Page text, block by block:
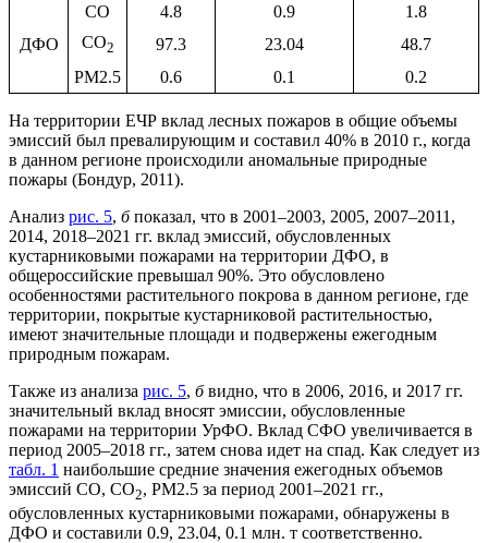
ДФО
CO 4.8 0.9
1.8
CO2 97.3 23.04
48.7
PM2.5
0.6 0.1 0.2
На территории ЕЧР вклад лесных пожаров в общие объемы
эмиссий был превалирующим и составил 40% в 2010 г., когда
в данном регионе происходили аномальные природные
пожары (Бондур, 2011).
Анализ рис. 5, бпоказал, что в 2001–2003, 2005, 2007–2011,
2014, 2018–2021 гг. вклад эмиссий, обусловленных
кустарниковыми пожарами на территории ДФО, в
общероссийские превышал 90%. Это обусловлено
особенностями растительного покрова в данном регионе, где
территории, покрытые кустарниковой растительностью,
имеют значительные площади и подвержены ежегодным
природным пожарам.
Также из анализа рис. 5, бвидно, что в 2006, 2016, и 2017 гг.
значительный вклад вносят эмиссии, обусловленные
пожарами на территории УрФО. Вклад СФО увеличивается в
период 2005–2018 гг., затем снова идет на спад. Как следует из
табл. 1 наибольшие средние значения ежегодных объемов
эмиссий СО, CO2, PM2.5 за период 2001–2021 гг.,
обусловленных кустарниковыми пожарами, обнаружены в
ДФО и составили 0.9, 23.04, 0.1 млн. т соответственно.